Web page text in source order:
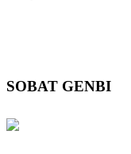
SOBAT GENBI